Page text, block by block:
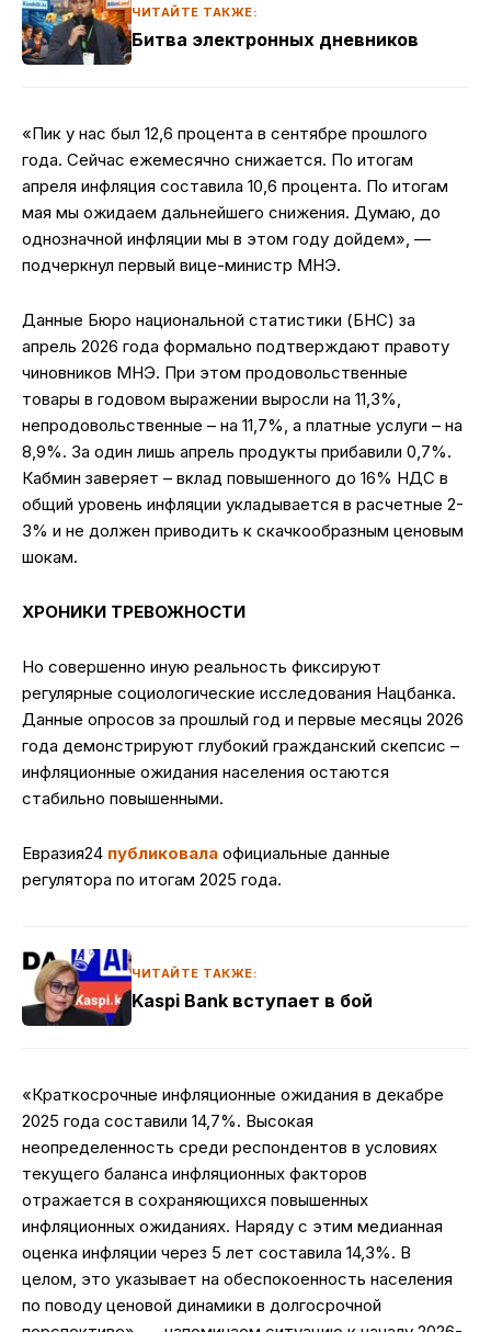
ЧИТАЙТЕ ТАКЖЕ:
Битва электронных дневников
«Пик у нас был 12,6 процента в сентябре прошлого
года. Сейчас ежемесячно снижается. По итогам
апреля инфляция составила 10,6 процента. По итогам
мая мы ожидаем дальнейшего снижения. Думаю, до
однозначной инфляции мы в этом году дойдем», —
подчеркнул первый вице-министр МНЭ.
Данные Бюро национальной статистики (БНС) за
апрель 2026 года формально подтверждают правоту
чиновников МНЭ. При этом продовольственные
товары в годовом выражении выросли на 11,3%,
непродовольственные – на 11,7%, а платные услуги – на
8,9%. За один лишь апрель продукты прибавили 0,7%.
Кабмин заверяет – вклад повышенного до 16% НДС в
общий уровень инфляции укладывается в расчетные 2-
3% и не должен приводить к скачкообразным ценовым
шокам.
ХРОНИКИ ТРЕВОЖНОСТИ
Но совершенно иную реальность фиксируют
регулярные социологические исследования Нацбанка.
Данные опросов за прошлый год и первые месяцы 2026
года демонстрируют глубокий гражданский скепсис –
инфляционные ожидания населения остаются
стабильно повышенными.
Евразия24 публиковала официальные данные
регулятора по итогам 2025 года.
ЧИТАЙТЕ ТАКЖЕ:
Kaspi Bank вступает в бой
«Краткосрочные инфляционные ожидания в декабре
2025 года составили 14,7%. Высокая
неопределенность среди респондентов в условиях
текущего баланса инфляционных факторов
отражается в сохраняющихся повышенных
инфляционных ожиданиях. Наряду с этим медианная
оценка инфляции через 5 лет составила 14,3%. В
целом, это указывает на обеспокоенность населения
по поводу ценовой динамики в долгосрочной